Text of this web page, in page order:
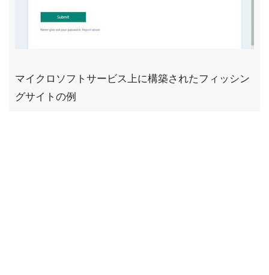
マイクロソフトサービス上に構築されたフィッシン
グサイトの例